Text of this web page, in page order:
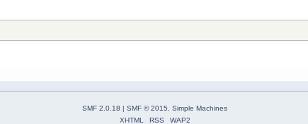
SMF 2.0.18 | SMF © 2015
Simple Machines
XHTML
RSS WAP2